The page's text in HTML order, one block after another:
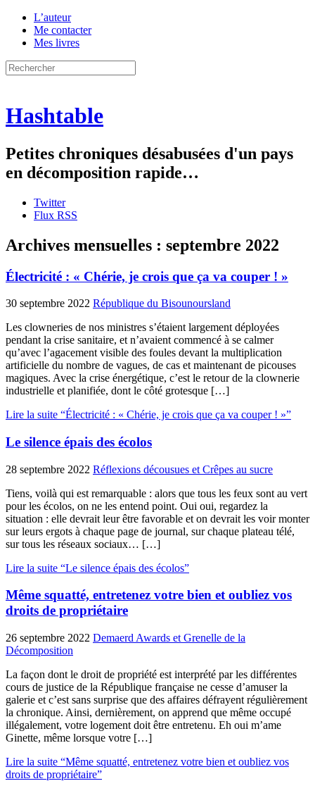
L’auteur
Me contacter
Mes livres
Hashtable
Petites chroniques désabusées d'un pays
en décomposition rapide…
Twitter
Flux RSS
Archives mensuelles : septembre 2022
Électricité : « Chérie, je crois que ça va couper ! »
30 septembre 2022 République du Bisounoursland
Les clowneries de nos ministres s’étaient largement déployées
pendant la crise sanitaire, et n’avaient commencé à se calmer
qu’avec l’agacement visible des foules devant la multiplication
artificielle du nombre de vagues, de cas et maintenant de picouses
magiques. Avec la crise énergétique, c’est le retour de la clownerie
industrielle et planifiée, dont le côté grotesque […]
Lire la suite “Électricité : « Chérie, je crois que ça va couper ! »”
Le silence épais des écolos
28 septembre 2022 Réflexions décousues et Crêpes au sucre
Tiens, voilà qui est remarquable : alors que tous les feux sont au vert
pour les écolos, on ne les entend point. Oui oui, regardez la
situation : elle devrait leur être favorable et on devrait les voir monter
sur leurs ergots à chaque page de journal, sur chaque plateau télé,
sur tous les réseaux sociaux… […]
Lire la suite “Le silence épais des écolos”
Même squatté, entretenez votre bien et oubliez vos
droits de propriétaire
26 septembre 2022 Demaerd Awards et Grenelle de la
Décomposition
La façon dont le droit de propriété est interprété par les différentes
cours de justice de la République française ne cesse d’amuser la
galerie et c’est sans surprise que des affaires défrayent régulièrement
la chronique. Ainsi, dernièrement, on apprend que même occupé
illégalement, votre logement doit être entretenu. Eh oui m’ame
Ginette, même lorsque votre […]
Lire la suite “Même squatté, entretenez votre bien et oubliez vos
droits de propriétaire”